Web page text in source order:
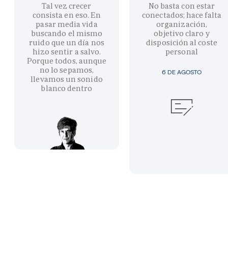
Tal vez crecer
consista en eso. En
pasar media vida
buscando el mismo
ruido que un día nos
hizo sentir a salvo.
Porque todos, aunque
no lo sepamos,
llevamos un sonido
blanco dentro
6 DE AGOSTO
No basta con estar
conectados; hace falta
organización,
objetivo claro y
disposición al coste
personal